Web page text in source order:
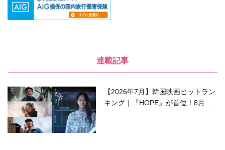
連載記事
【2026年7月】韓国映画ヒットラン
キング｜『HOPE』が首位！8月公